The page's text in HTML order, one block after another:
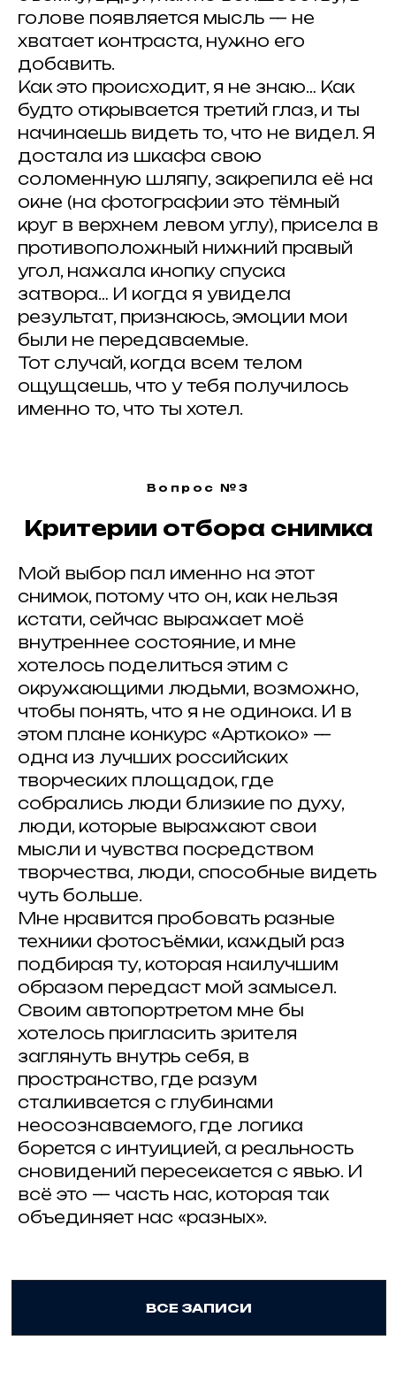
голове появляется мысль — не
хватает контраста, нужно его
добавить.
Как это происходит, я не знаю… Как
будто открывается третий глаз, и ты
начинаешь видеть то, что не видел. Я
достала из шкафа свою
соломенную шляпу, закрепила её на
окне (на фотографии это тёмный
круг в верхнем левом углу), присела в
противоположный нижний правый
угол, нажала кнопку спуска
затвора… И когда я увидела
результат, признаюсь, эмоции мои
были не передаваемые.
Тот случай, когда всем телом
ощущаешь, что у тебя получилось
именно то, что ты хотел.
Вопрос №3
Критерии отбора снимка
Мой выбор пал именно на этот
снимок, потому что он, как нельзя
кстати, сейчас выражает моё
внутреннее состояние, и мне
хотелось поделиться этим с
окружающими людьми, возможно,
чтобы понять, что я не одинока. И в
этом плане конкурс «Арткоко» —
одна из лучших российских
творческих площадок, где
собрались люди близкие по духу,
люди, которые выражают свои
мысли и чувства посредством
творчества, люди, способные видеть
чуть больше.
Мне нравится пробовать разные
техники фотосъёмки, каждый раз
подбирая ту, которая наилучшим
образом передаст мой замысел.
Своим автопортретом мне бы
хотелось пригласить зрителя
заглянуть внутрь себя, в
пространство, где разум
сталкивается с глубинами
неосознаваемого, где логика
борется с интуицией, а реальность
сновидений пересекается с явью. И
всё это — часть нас, которая так
объединяет нас «разных».
ВСЕ ЗАПИСИ
#
Публикуйте работы,
делитесь с друзьями
и отмечайте нас
? ПАРТНЕРОВ
ПАРТНЕРЫ
ИНФОРМАЦИОННЫЕ ПАРТНЕРЫ
Организатор: ИП Гражданкина А.А.
ОГРНИП: 316 547 600 088 950
Техническая поддержка
Политика конфенденциальности
Правила и требования конкурса
© 2025 Artkoko
mail@artkoko.ru
Проект Анны Гражданкиной